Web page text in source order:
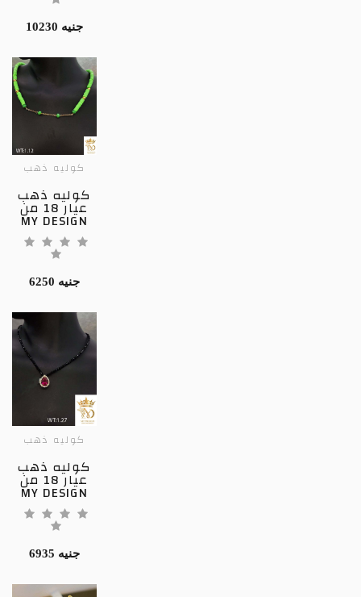
10230 جنيه
كوليه ذهب
كوليه ذهب
عيار 18 من
MY DESIGN
6250 جنيه
كوليه ذهب
كوليه ذهب
عيار 18 من
MY DESIGN
6935 جنيه